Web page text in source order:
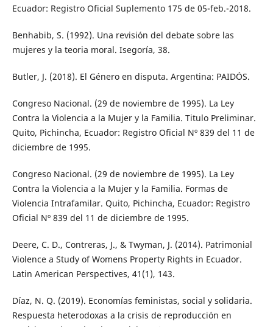
Ecuador: Registro Oficial Suplemento 175 de 05-feb.-2018.
Benhabib, S. (1992). Una revisión del debate sobre las
mujeres y la teoria moral. Isegoría, 38.
Butler, J. (2018). El Género en disputa. Argentina: PAIDÓS.
Congreso Nacional. (29 de noviembre de 1995). La Ley
Contra la Violencia a la Mujer y la Familia. Titulo Preliminar.
Quito, Pichincha, Ecuador: Registro Oficial Nº 839 del 11 de
diciembre de 1995.
Congreso Nacional. (29 de noviembre de 1995). La Ley
Contra la Violencia a la Mujer y la Familia. Formas de
Violencia Intrafamilar. Quito, Pichincha, Ecuador: Registro
Oficial Nº 839 del 11 de diciembre de 1995.
Deere, C. D., Contreras, J., & Twyman, J. (2014). Patrimonial
Violence a Study of Womens Property Rights in Ecuador.
Latin American Perspectives, 41(1), 143.
Díaz, N. Q. (2019). Economías feministas, social y solidaria.
Respuesta heterodoxas a la crisis de reproducción en